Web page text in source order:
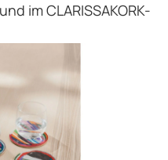
und im CLARISSAKORK-